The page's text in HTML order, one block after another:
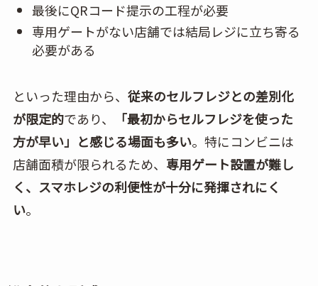
最後にQRコード提示の工程が必要
専用ゲートがない店舗では結局レジに立ち寄る
必要がある
といった理由から、 従来のセルフレジとの差別化
が限定的であり、
「最初からセルフレジを使った
方が早い」と感じる場面も多い。特にコンビニは
店舗面積が限られるため、 専用ゲート設置が難し
く、スマホレジの利便性が十分に発揮されにく
い。